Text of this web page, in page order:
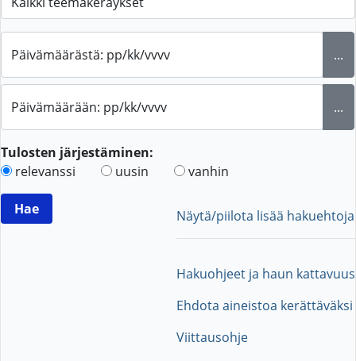
Päivämäärästä: pp/kk/vvvv ...
Päivämäärään: pp/kk/vvvv ...
Tulosten järjestäminen:
relevanssi
uusin vanhin
Näytä/piilota lisää hakuehtoja
Hakuohjeet ja haun kattavuus
Ehdota aineistoa kerättäväksi
Viittausohje